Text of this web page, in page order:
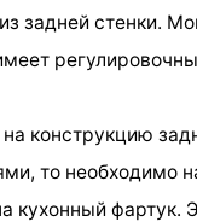
задней стенки.
конструкцию
то необходимо
кухонный фартук.